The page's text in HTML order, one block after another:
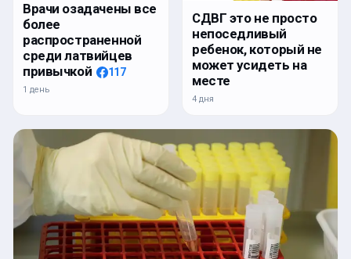
Врачи озадачены все
более
распространенной
среди латвийцев
привычкой
117
1 день
СДВГ это не просто
непоседливый
ребенок, который не
может усидеть на
месте
4 дня